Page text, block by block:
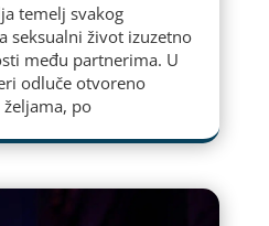
temelj svakog
seksualni život izuzetno
među partnerima. U
odluče otvoreno
po